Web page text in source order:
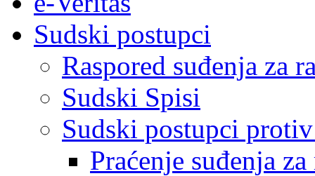
Sudski postupci
Raspored suđenja za
Sudski Spisi
Sudski postupci
Praćenje suđenja